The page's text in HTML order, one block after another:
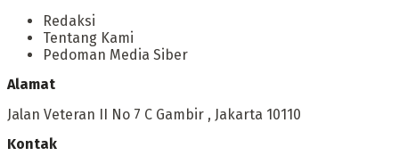
Redaksi
Tentang Kami
Pedoman Media Siber
Alamat
Jalan Veteran II No 7 C Gambir , Jakarta 10110
Kontak